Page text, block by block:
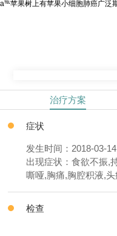
a℡苹果树上有苹果小细胞肺癌广泛
治疗方案
症状
发生时间：2018-03-14
出现症状：食欲不振,
嘶哑,胸痛,胸腔积液,
检查